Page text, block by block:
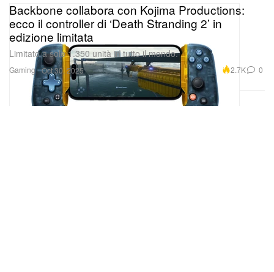
Gaming
Backbone collabora con Kojima Productions:
ecco il controller di ‘Death Stranding 2’ in
edizione limitata
Limitato a sole 1.350 unità in tutto il mondo.
Oct 30, 2025 2.7K 0